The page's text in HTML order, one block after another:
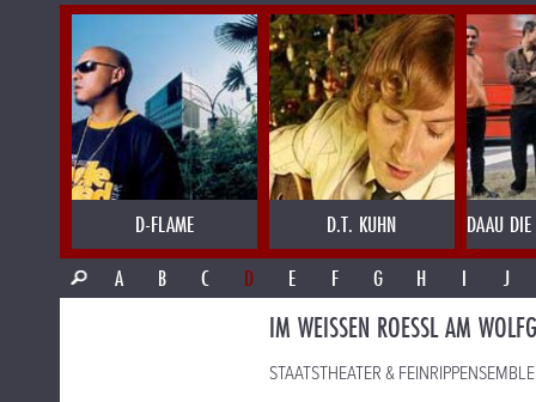
D-FLAME D.T. KUHN
DAAU DIE
A
B C D E F G H I J
IM WEISSEN ROESSL AM
STAATSTHEATER &